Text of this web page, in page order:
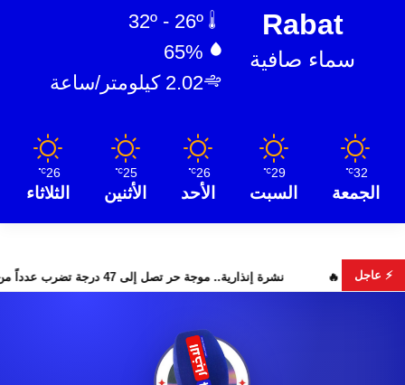
Rabat
سماء صافية
65%
2.02 كيلومتر/ساعة
32
℃
الجمعة
29
℃
السبت
26
℃
الأحد
25
℃
الأثنين
26
℃
الثلاثاء
⚡ عاجل
البحث عن هويات الضحايا نشرة إنذارية.. موجة حر تصل إلى 47 درجة تضرب عدداً من أقاليم المغرب